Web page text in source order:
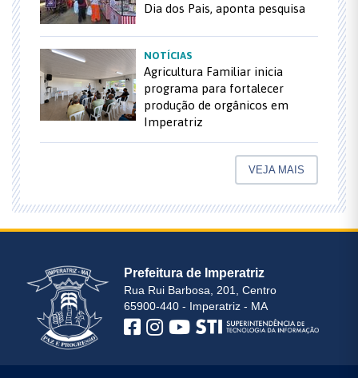
Dia dos Pais, aponta pesquisa
NOTÍCIAS
Agricultura Familiar inicia
programa para fortalecer
produção de orgânicos em
Imperatriz
VEJA MAIS
Prefeitura de Imperatriz
Rua Rui Barbosa, 201, Centro
65900-440 - Imperatriz - MA